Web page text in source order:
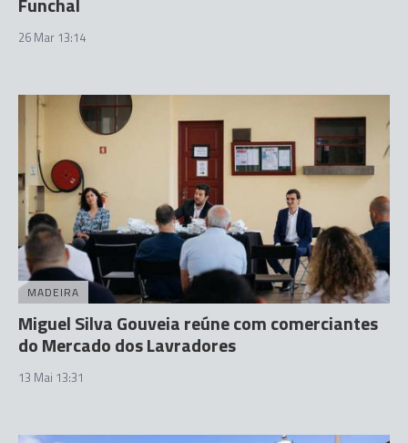
26 Mar 13:14
MADEIRA
Miguel Silva Gouveia reúne com comerciantes
do Mercado dos Lavradores
13 Mai 13:31